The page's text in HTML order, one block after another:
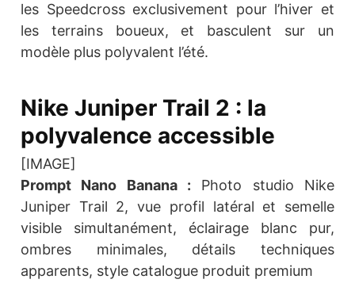
les Speedcross exclusivement pour l’hiver et
les terrains boueux, et basculent sur un
modèle plus polyvalent l’été.
Nike Juniper Trail 2 : la
polyvalence accessible
[IMAGE]
Prompt Nano Banana : Photo studio Nike
Juniper Trail 2, vue profil latéral et semelle
visible simultanément, éclairage blanc pur,
ombres minimales, détails techniques
apparents, style catalogue produit premium